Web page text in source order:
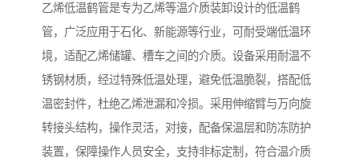
乙烯低温鹤管是专为乙烯等温介质装卸设计的低温鹤
管，广泛应用于石化、新能源等行业，可耐受端低温环
境，适配乙烯储罐、槽车之间的介质。设备采用耐温不
锈钢材质，经过特殊低温处理，避免低温脆裂，搭配低
温密封件，杜绝乙烯泄漏和冷损。采用伸缩臂与万向旋
转接头结构，操作灵活，对接，配备保温层和防冻防护
装置，保障操作人员安全，支持非标定制，符合温介质